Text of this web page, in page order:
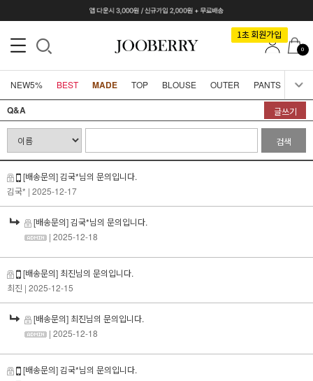
0
NEW5% BEST MADE TOP BLOUSE OUTER PANTS
Q&A 글쓰기
검색
[배송문의] 김국*님의 문의입니다.
김국* | 2025-12-17
[배송문의] 김국*님의 문의입니다.
| 2025-12-18
[배송문의] 최진님의 문의입니다.
최진 | 2025-12-15
[배송문의] 최진님의 문의입니다.
| 2025-12-18
[배송문의] 김국*님의 문의입니다.